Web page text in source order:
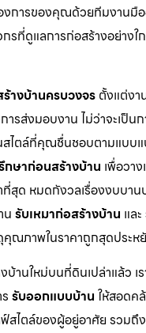
งการของคุณด้วยทีมงานมื
รที่ดูแลการก่อสร้างอย่างใ
างบ้านครบวงจร ตั้งแต่งา
ารส่งมอบงาน ไม่ว่าจะเป็นก
สไตล์ที่คุณชื่นชอบตามแบบ
กษาก่อนสร้างบ้าน เพื่อวา
สุด หมดกังวลเรื่องงบบานป
นรับเหมาก่อสร้างบ้าน และ
คุณภาพในราคาถูกสุดประห
บ้านใหม่บนที่ดินเปล่าแล้ว เ
รับออกแบบบ้าน ให้สอดค
สไตล์ของผู้อยู่อาศัย รวมถึ